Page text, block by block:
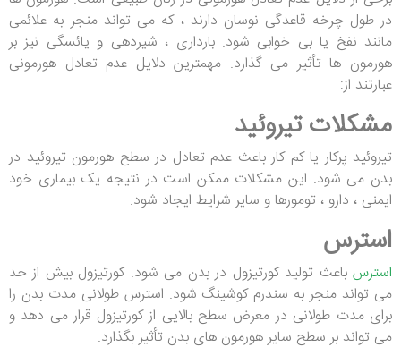
در طول چرخه قاعدگی نوسان دارند ، که می تواند منجر به علائمی
مانند نفخ یا بی خوابی شود. بارداری ، شیردهی و یائسگی نیز بر
هورمون ها تأثیر می گذارد. مهمترین دلایل عدم تعادل هورمونی
عبارتند از:
مشکلات تیروئید
تیروئید پرکار یا کم کار باعث عدم تعادل در سطح هورمون تیروئید در
بدن می شود. این مشکلات ممکن است در نتیجه یک بیماری خود
ایمنی ، دارو ، تومورها و سایر شرایط ایجاد شود.
استرس
استرس باعث تولید کورتیزول در بدن می شود. کورتیزول بیش از حد
می تواند منجر به سندرم کوشینگ شود. استرس طولانی مدت بدن را
برای مدت طولانی در معرض سطح بالایی از کورتیزول قرار می دهد و
می تواند بر سطح سایر هورمون های بدن تأثیر بگذارد.